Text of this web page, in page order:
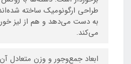
طراحی ارگونومیک ساخته
به دست می‌دهد و هم از لیز
می‌کند.
ابعاد جمع‌وجور و وزن متعادل